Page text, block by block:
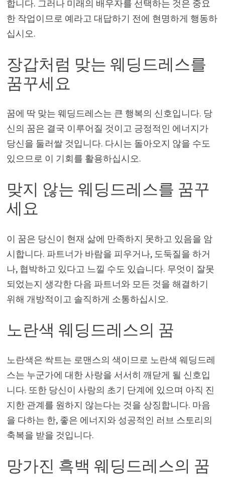
합니다. 그러나 미래의 배우자를 선택하는 것은 중요
한 작업이므로 예라고 대답하기 전에 현명하게 행동하
십시오.
장갑처럼 맞는 웨딩드레스를
꿈꾸세요
꿈에 딱 맞는 웨딩드레스는 큰 행복의 신호입니다. 당
신의 꿈은 결국 이루어질 것이고 긍정적인 에너지가
당신을 둘러쌀 것입니다. 다시는 돌아오지 않을 수도
있으므로 이 기회를 활용하십시오.
맞지 않는 웨딩드레스를 꿈꾸
세요
이 꿈은 당신이 현재 삶에 만족하지 못하고 있음을 암
시합니다. 파트너가 바람을 피우거나, 도둑질을 하거
나, 협박하고 있다고 느낄 수도 있습니다. 무엇이 잘못
되었는지 생각한 다음 파트너와 모든 것을 해결하기
위해 개방적이고 솔직하게 소통하십시오.
노란색 웨딩드레스의 꿈
노란색은 싹트는 로맨스의 색이므로 노란색 웨딩드레
스는 누군가에 대한 사랑을 서서히 깨닫게 될 신호입
니다. 또한 당신이 사랑의 초기 단계에 있으며 아직 진
지한 관계를 원하지 않는다는 것을 상징합니다. 마음
을 다하는 한, 좋은 에너지와 성공적인 러브 스토리의
축복을 받을 것입니다.
망가진 흑백 웨딩드레스의 꿈